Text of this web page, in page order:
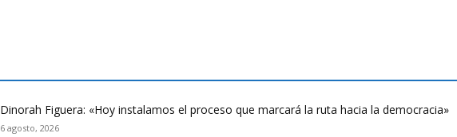
Dinorah Figuera: «Hoy instalamos el proceso que marcará la ruta hacia la democracia»
6 agosto, 2026